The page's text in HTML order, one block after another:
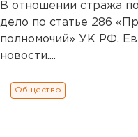
В отношении стража
дело по статье 286
полномочий» УК РФ.
новости....
Общество